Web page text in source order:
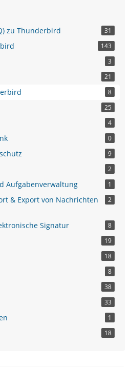
zu Thunderbird 31
143
3
21
8
25
4
0
9
2
Aufgabenverwaltung 1
& Export von Nachrichten
2
Signatur 8
19
18
8
38
33
1
18